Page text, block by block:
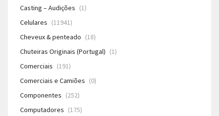
Casting – Audições (1)
Celulares (11941)
Cheveux & penteado (18)
Chuteiras Originais (Portugal) (1)
Comerciais (191)
Comerciais e Camiões (0)
Componentes (252)
Computadores (175)